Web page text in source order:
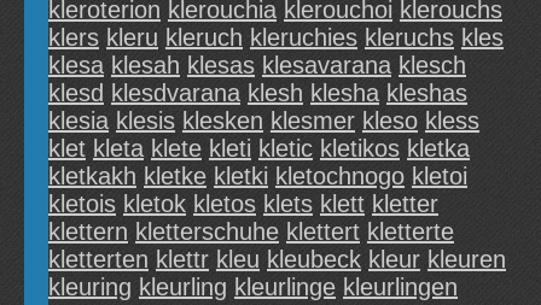
kleroterion klerouchia klerouchoi klerouchs
klers kleru kleruch kleruchies kleruchs kles
klesa klesah klesas klesavarana klesch
klesd klesdvarana klesh klesha kleshas
klesia klesis klesken klesmer kleso kless
klet kleta klete kleti kletic kletikos kletka
kletkakh kletke kletki kletochnogo kletoi
kletois kletok kletos klets klett kletter
klettern kletterschuhe klettert kletterte
kletterten klettr kleu kleubeck kleur kleuren
kleuring kleurling kleurlinge kleurlingen